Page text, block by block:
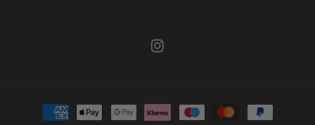
Instagram
Zahlungsmethoden